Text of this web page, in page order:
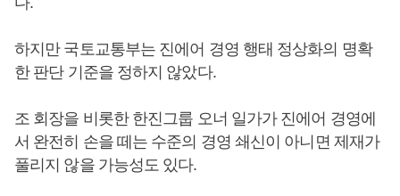
하지만 국토교통부는 진에어 경영 행태 정상화의 명확
한 판단 기준을 정하지 않았다.
조 회장을 비롯한 한진그룹 오너 일가가 진에어 경영에
서 완전히 손을 떼는 수준의 경영 쇄신이 아니면 제재가
풀리지 않을 가능성도 있다.